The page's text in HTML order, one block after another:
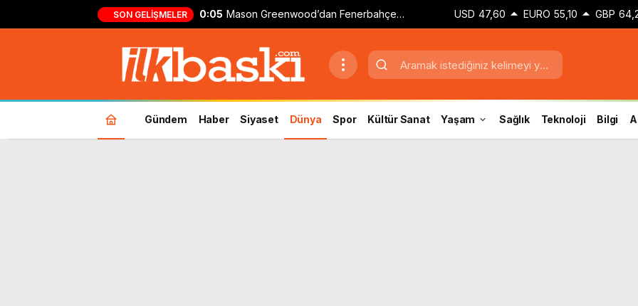
SON GELIŞMELER 0:05 Mason Greenwood’dan Fenerbahçe USD 47,60 EURO 55,10 GBP
Gündem Haber Siyaset Dünya Spor Kültür Sanat Yaşam Sağlık Teknoloji Bilgi